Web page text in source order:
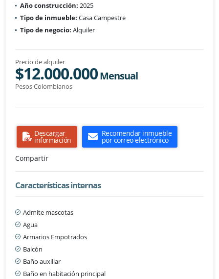
Año construcción: 2025
Tipo de inmueble: Casa Campestre
Tipo de negocio: Alquiler
Precio de alquiler
$12.000.000Mensual
Pesos Colombianos
Descargar
información
Recomendar inmueble
por correo electrónico
Compartir
Características internas
Admite mascotas
Agua
Armarios Empotrados
Balcón
Baño auxiliar
Baño en habitación principal